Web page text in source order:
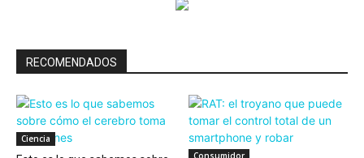
RECOMENDADOS
Ciencia
Consumidor